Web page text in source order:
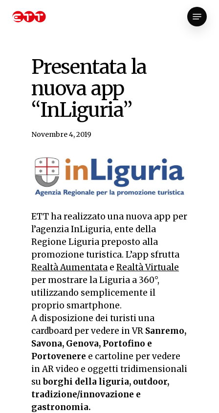
Menu
Presentata la
nuova app
“InLiguria”
Novembre 4, 2019
ETT ha realizzato una nuova app per
l’agenzia InLiguria, ente della
Regione Liguria preposto alla
promozione turistica. L’app sfrutta
Realtà Aumentata e Realtà Virtuale
per mostrare la Liguria a 360°,
utilizzando semplicemente il
proprio smartphone.
A disposizione dei turisti una
cardboard per vedere in VR Sanremo,
Savona, Genova, Portofino e
Portovenere e cartoline per vedere
in AR video e oggetti tridimensionali
suborghi della liguria, outdoor,
tradizione/innovazione e
gastronomia.